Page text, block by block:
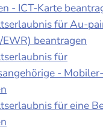
- ICT-Karte
für Au-
beantragen
für
-
für eine